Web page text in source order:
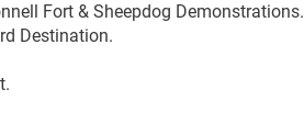
Fort & Sheepdog Demonstrations.
Destination.